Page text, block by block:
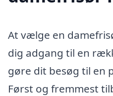
At vælge en
dig adgang til en
gøre dit besøg til en
Først og fremmest